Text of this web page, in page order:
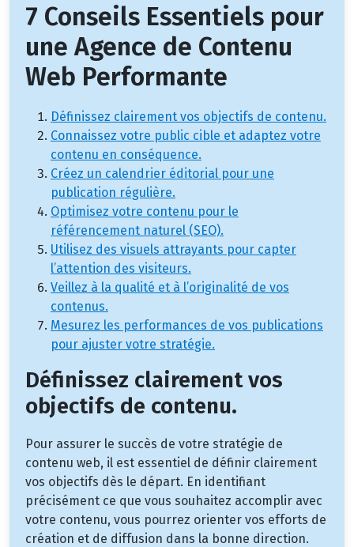
7 Conseils Essentiels pour
une Agence de Contenu
Web Performante
Définissez clairement vos objectifs de contenu.
Connaissez votre public cible et adaptez votre
contenu en conséquence.
Créez un calendrier éditorial pour une
publication régulière.
Optimisez votre contenu pour le
référencement naturel (SEO).
Utilisez des visuels attrayants pour capter
l’attention des visiteurs.
Veillez à la qualité et à l’originalité de vos
contenus.
Mesurez les performances de vos publications
pour ajuster votre stratégie.
Définissez clairement vos
objectifs de contenu.
Pour assurer le succès de votre stratégie de
contenu web, il est essentiel de définir clairement
vos objectifs dès le départ. En identifiant
précisément ce que vous souhaitez accomplir avec
votre contenu, vous pourrez orienter vos efforts de
création et de diffusion dans la bonne direction.